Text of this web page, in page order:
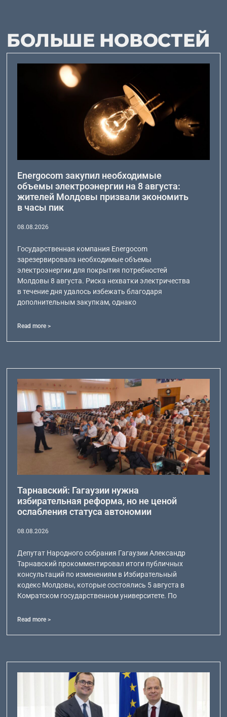
БОЛЬШЕ НОВОСТЕЙ
Energocom закупил необходимые
объемы электроэнергии на 8 августа:
жителей Молдовы призвали экономить
в часы пик
08.08.2026
Государственная компания Energocom
зарезервировала необходимые объемы
электроэнергии для покрытия потребностей
Молдовы 8 августа. Риска нехватки электричества
в течение дня удалось избежать благодаря
дополнительным закупкам, однако
Read more >
Тарнавский: Гагаузии нужна
избирательная реформа, но не ценой
ослабления статуса автономии
08.08.2026
Депутат Народного собрания Гагаузии Александр
Тарнавский прокомментировал итоги публичных
консультаций по изменениям в Избирательный
кодекс Молдовы, которые состоялись 5 августа в
Комратском государственном университете. По
Read more >